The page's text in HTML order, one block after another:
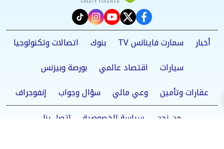
facebook
twitter
youtube
instagram
tiktok
أخبار
سمارت فاينانس TV بنوك
اتصالات وتكنولوجيا
سيارات
اقتصاد عالمي
بورصة وبيزنس
عقارات وتأمين
وعي مالي سؤال وجواب
إنفوجراف
من نحن
سياسة الخصوصية اتصل بنا